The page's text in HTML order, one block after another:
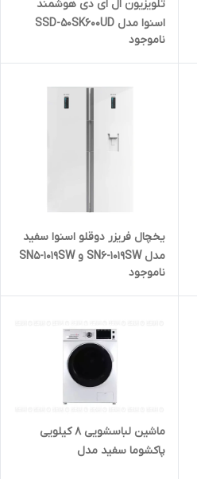
تلویزیون ال ای دی هوشمند
اسنوا مدل SSD-50SK600UD
سایز 50 اینچ
ناموجود
یخچال فریزر دوقلو اسنوا سفید
مدل SN6-1019SW و SN5-1019SW
ناموجود
ماشین لباسشویی 8 کیلویی
پاکشوما سفید مدل